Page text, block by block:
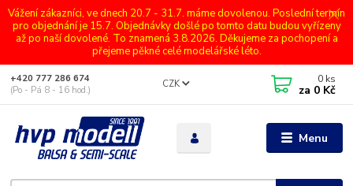
Vážení zákazníci, ve dnech 20.7 - 31.7. máme dovolenou. Poslední termín
pro objednání je 15.7. Objednávky došlé po tomto datu budou vyřízeny
až po naší dovolené. To znamená 3.8.2026. Děkujeme za pochopení a
přejeme pěkné celé modelářské léto.
Menu
CZK
+420 777 286 674
(Po - Pá 8 - 16 hod.)
0 ks
za 0 Kč